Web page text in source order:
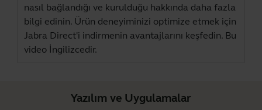
nasıl bağlandığı ve kurulduğu hakkında daha fazla
bilgi edinin. Ürün deneyiminizi optimize etmek için
Jabra Direct'i indirmenin avantajlarını keşfedin. Bu
video İngilizcedir.
Yazılım ve Uygulamalar